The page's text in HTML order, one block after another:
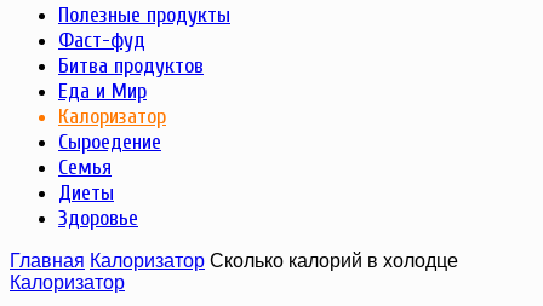
Полезные продукты
Фаст-фуд
Битва продуктов
Еда и Мир
Калоризатор
Сыроедение
Семья
Диеты
Здоровье
Главная Калоризатор Сколько калорий в холодце
Калоризатор